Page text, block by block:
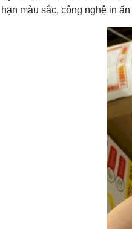
màu sắc, công nghệ in